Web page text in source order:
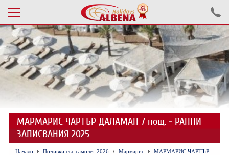
Проверка на резервация
ПОЧИВКИ С АВТОБУС 2026
ПОЧИВКИ СЪС САМОЛЕТ
ЕКСКУРЗИИ САМОЛЕТ
ЕКСКУРЗИИ АВТОБУС
МАРМАРИС ЧАРТЪР ДАЛАМАН 7 нощ. - РАННИ
ЗАПИСВАНИЯ 2025
Начало Почивки със самолет 2026 Мармарис
МАРМАРИС ЧАРТЪР